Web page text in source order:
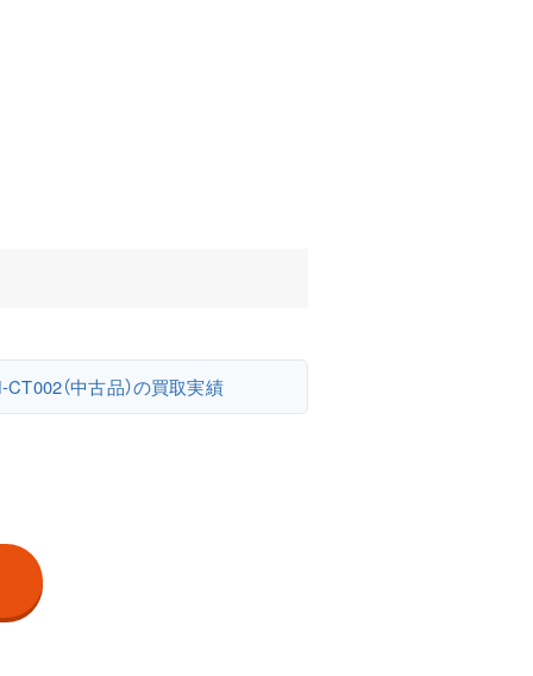
（中古品）の買取実績